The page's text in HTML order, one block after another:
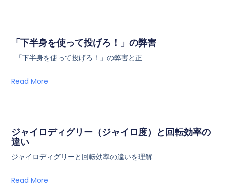
「下半身を使って投げろ！」の弊害
「下半身を使って投げろ！」の弊害と正
Read More
ジャイロディグリー（ジャイロ度）と回転効率の
違い
ジャイロディグリーと回転効率の違いを理解
Read More